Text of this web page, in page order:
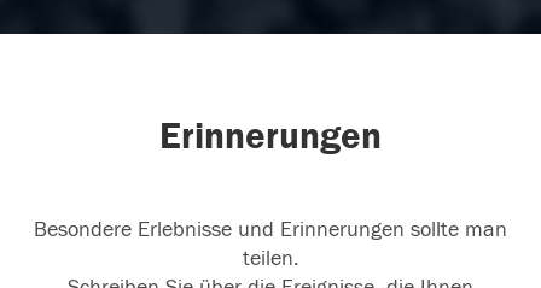
Erinnerungen
Besondere Erlebnisse und Erinnerungen sollte man
teilen.